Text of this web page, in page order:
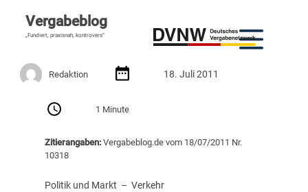
Vergabeblog
„Fundiert, praxisnah, kontrovers“
Redaktion 18. Juli 2011
1 Minute
Zitierangaben:Vergabeblog.de vom 18/07/2011 Nr.
10318
Politik und Markt
  –
Verkehr